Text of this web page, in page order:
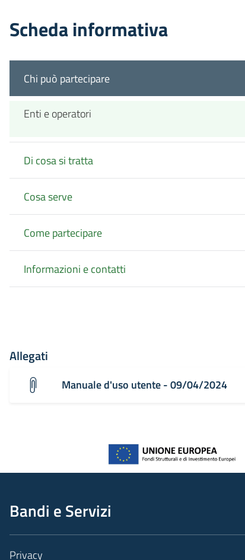
Scheda informativa
Chi può partecipare
Enti e operatori
Di cosa si tratta
Cosa serve
Come partecipare
Informazioni e contatti
Allegati
Manuale d'uso utente - 09/04/2024
Bandi e Servizi
Privacy